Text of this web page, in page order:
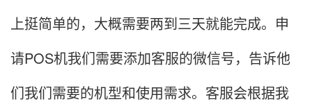
上挺简单的，大概需要两到三天就能完成。申
请POS机我们需要添加客服的微信号，告诉他
们我们需要的机型和使用需求。客服会根据我